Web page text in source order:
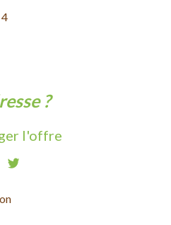
cavaillac (30120)
?
l'offre